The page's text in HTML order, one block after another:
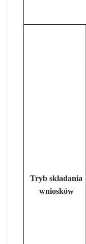
Tryb składania
wniosków